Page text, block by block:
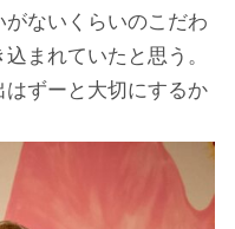
ないくらいのこだわ
まれていたと思う。
ずーと大切にするか